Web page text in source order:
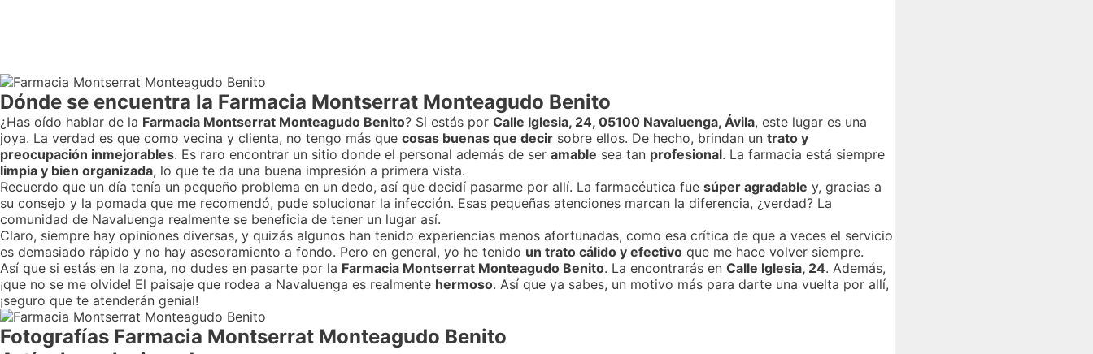
Dónde se encuentra la Farmacia Montserrat Monteagudo Benito
¿Has oído hablar de la Farmacia Montserrat Monteagudo Benito? Si estás por Calle Iglesia, 24, 05100 Navaluenga, Ávila, este lugar es una
joya. La verdad es que como vecina y clienta, no tengo más que cosas buenas que decir sobre ellos. De hecho, brindan un trato y
preocupación inmejorables. Es raro encontrar un sitio donde el personal además de ser amable sea tan profesional. La farmacia está siempre
limpia y bien organizada, lo que te da una buena impresión a primera vista.
Recuerdo que un día tenía un pequeño problema en un dedo, así que decidí pasarme por allí. La farmacéutica fue súper agradable y, gracias a
su consejo y la pomada que me recomendó, pude solucionar la infección. Esas pequeñas atenciones marcan la diferencia, ¿verdad? La
comunidad de Navaluenga realmente se beneficia de tener un lugar así.
Claro, siempre hay opiniones diversas, y quizás algunos han tenido experiencias menos afortunadas, como esa crítica de que a veces el servicio
es demasiado rápido y no hay asesoramiento a fondo. Pero en general, yo he tenido un trato cálido y efectivo que me hace volver siempre.
Así que si estás en la zona, no dudes en pasarte por la Farmacia Montserrat Monteagudo Benito. La encontrarás en Calle Iglesia, 24. Además,
¡que no se me olvide! El paisaje que rodea a Navaluenga es realmente hermoso. Así que ya sabes, un motivo más para darte una vuelta por allí,
¡seguro que te atenderán genial!
Fotografías Farmacia Montserrat Monteagudo Benito